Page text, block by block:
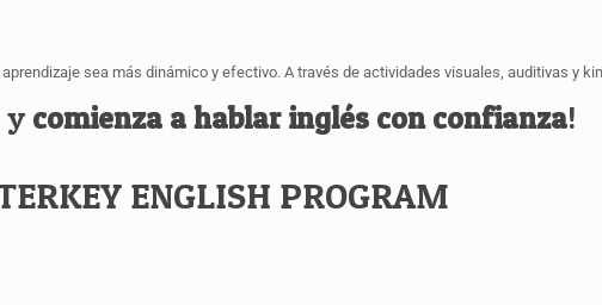
sea más dinámico y efectivo. A través de actividades visuales, auditivas y
y comienza a hablar inglés con confianza!
ENGLISH PROGRAM